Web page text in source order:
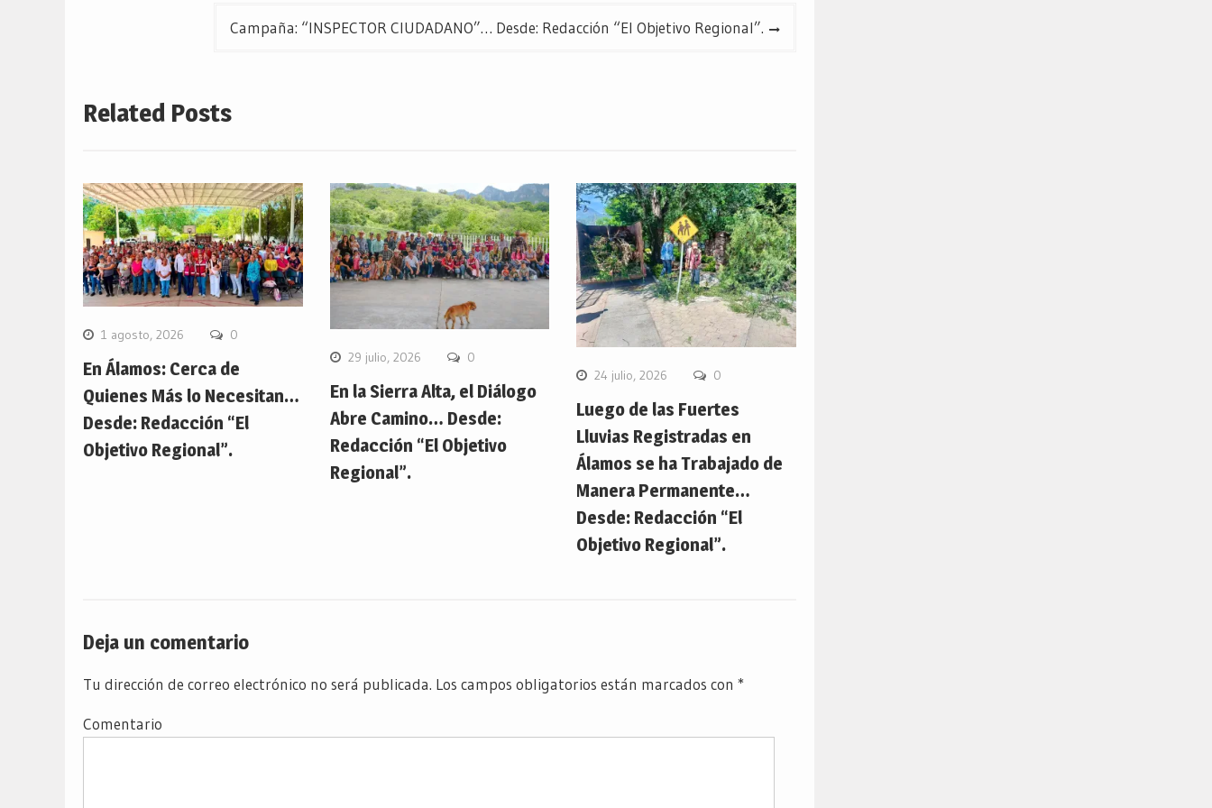
Campaña: “INSPECTOR CIUDADANO”… Desde: Redacción “El Objetivo Regional”.
Related Posts
1 agosto, 2026 0
En Álamos: Cerca de
Quienes Más lo Necesitan…
Desde: Redacción “El
Objetivo Regional”.
29 julio, 2026 0
En la Sierra Alta, el Diálogo
Abre Camino… Desde:
Redacción “El Objetivo
Regional”.
24 julio, 2026 0
Luego de las Fuertes
Lluvias Registradas en
Álamos se ha Trabajado de
Manera Permanente…
Desde: Redacción “El
Objetivo Regional”.
Deja un comentario
Tu dirección de correo electrónico no será publicada. Los campos obligatorios están marcados con *
Comentario